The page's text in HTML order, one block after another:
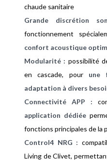
chaude sanitaire
Grande discrétion
fonctionnement
confort acoustique
Modularité : possibilité
en cascade, pour une
adaptation à divers
Connectivité APP :
application dédiée
fonctions principales de la
Control4 NRG :
Living de Clivet,